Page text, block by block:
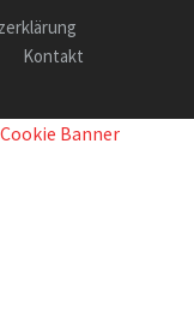
Kontakt
Banner